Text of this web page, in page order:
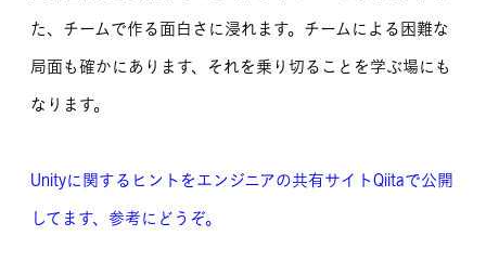
た、チームで作る面白さに浸れます。チームによる困難な
局面も確かにあります、それを乗り切ることを学ぶ場にも
なります。
Unityに関するヒントをエンジニアの共有サイトQiitaで公開
してます、参考にどうぞ。